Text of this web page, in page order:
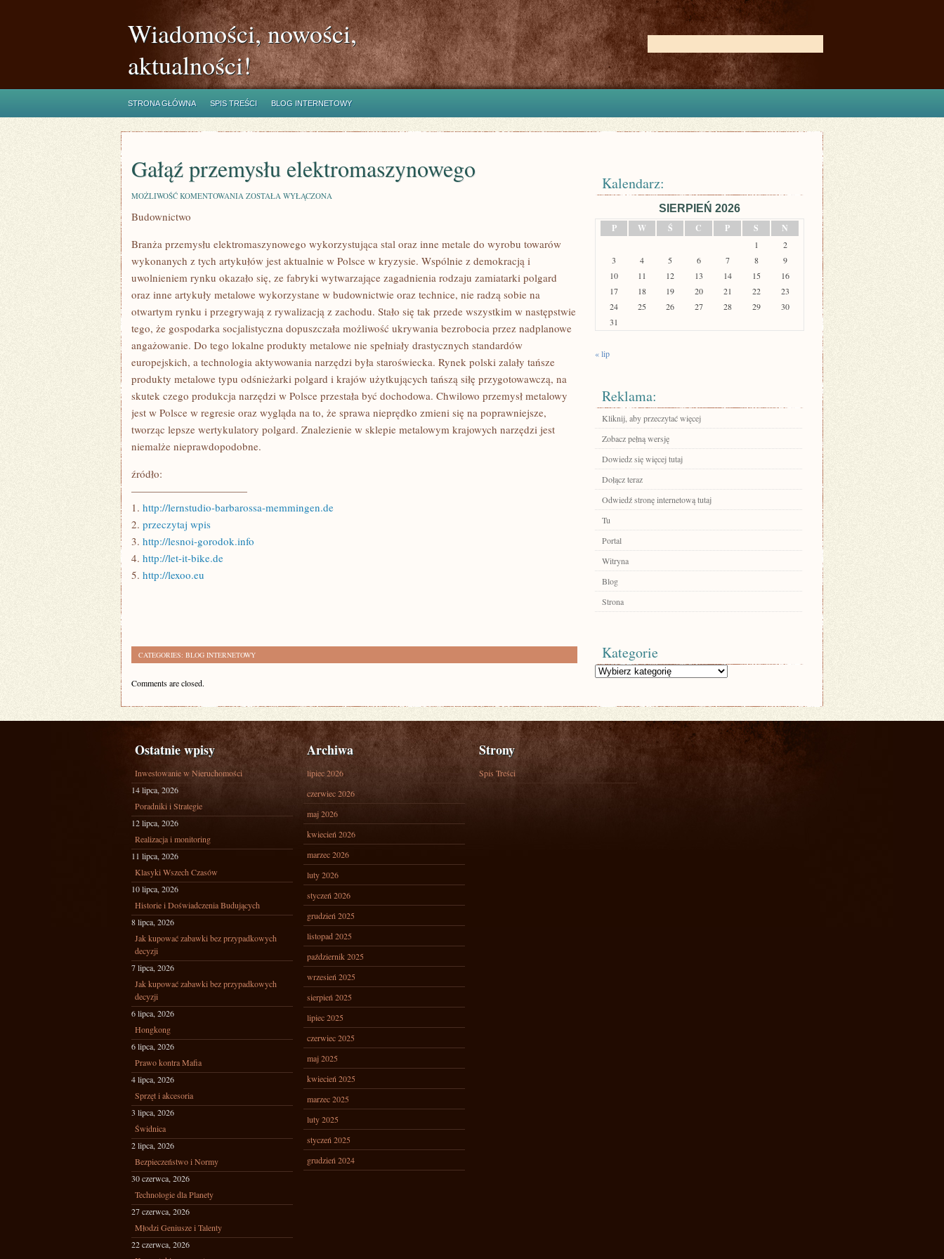
Wiadomości, nowości,
aktualności!
STRONA GŁÓWNA SPIS TREŚCI BLOG INTERNETOWY
Gałąź przemysłu elektromaszynowego
MOŻLIWOŚĆ KOMENTOWANIA GAŁĄŹ
ZOSTAŁA WYŁĄCZONA
Budownictwo
Branża przemysłu elektromaszynowego wykorzystująca stal oraz inne metale do wyrobu towarów
wykonanych z tych artykułów jest aktualnie w Polsce w kryzysie. Wspólnie z demokracją i
uwolnieniem rynku okazało się, ze fabryki wytwarzające zagadnienia rodzaju zamiatarki polgard
oraz inne artykuły metalowe wykorzystane w budownictwie oraz technice, nie radzą sobie na
otwartym rynku i przegrywają z rywalizacją z zachodu. Stało się tak przede wszystkim w następstwie
tego, że gospodarka socjalistyczna dopuszczała możliwość ukrywania bezrobocia przez nadplanowe
angażowanie. Do tego lokalne produkty metalowe nie spełniały drastycznych standardów
europejskich, a technologia aktywowania narzędzi była staroświecka. Rynek polski zalały tańsze
produkty metalowe typu odśnieżarki polgard i krajów użytkujących tańszą siłę przygotowawczą, na
skutek czego produkcja narzędzi w Polsce przestała być dochodowa. Chwilowo przemysł metalowy
jest w Polsce w regresie oraz wygląda na to, że sprawa nieprędko zmieni się na poprawniejsze,
tworząc lepsze wertykulatory polgard. Znalezienie w sklepie metalowym krajowych narzędzi jest
niemalże nieprawdopodobne.
źródło:
———————————
1. http://lernstudio-barbarossa-memmingen.de
2. przeczytaj wpis
3. http://lesnoi-gorodok.info
4. http://let-it-bike.de
5. http://lexoo.eu
CATEGORIES: BLOG INTERNETOWY
Comments are closed.
Kalendarz:
SIERPIEŃ 2026
P
W Ś C P S N
1
2
3
4 5 6 7 8
9
10
11 12 13 14 15
16
17
18 19 20 21 22
23
24
25 26 27 28 29
30
31
« lip
Reklama:
Kliknij, aby przeczytać więcej
Zobacz pełną wersję
Dowiedz się więcej tutaj
Dołącz teraz
Odwiedź stronę internetową tutaj
Tu
Portal
Witryna
Blog
Strona
Kategorie
Kategorie
Ostatnie wpisy
Inwestowanie w Nieruchomości
14 lipca, 2026
Poradniki i Strategie
12 lipca, 2026
Realizacja i monitoring
11 lipca, 2026
Klasyki Wszech Czasów
10 lipca, 2026
Historie i Doświadczenia Budujących
8 lipca, 2026
Jak kupować zabawki bez przypadkowych
decyzji
7 lipca, 2026
Jak kupować zabawki bez przypadkowych
decyzji
6 lipca, 2026
Hongkong
6 lipca, 2026
Prawo kontra Mafia
4 lipca, 2026
Sprzęt i akcesoria
3 lipca, 2026
Świdnica
2 lipca, 2026
Bezpieczeństwo i Normy
30 czerwca, 2026
Technologie dla Planety
27 czerwca, 2026
Młodzi Geniusze i Talenty
22 czerwca, 2026
Archiwa
lipiec 2026
czerwiec 2026
maj 2026
kwiecień 2026
marzec 2026
luty 2026
styczeń 2026
grudzień 2025
listopad 2025
październik 2025
wrzesień 2025
sierpień 2025
lipiec 2025
czerwiec 2025
maj 2025
kwiecień 2025
marzec 2025
luty 2025
styczeń 2025
grudzień 2024
Strony
Spis Treści